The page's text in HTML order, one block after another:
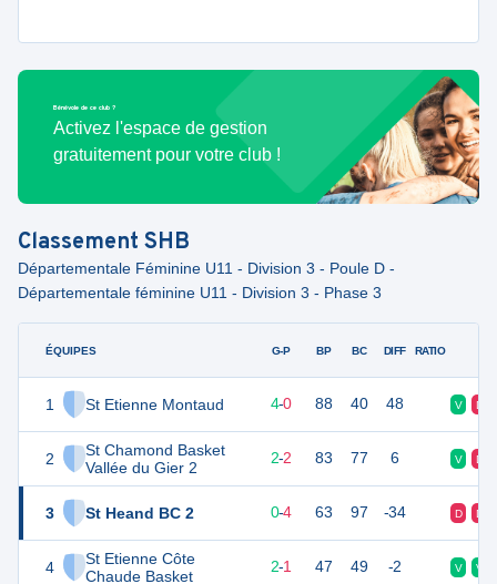
Bénévole de ce club ?
Activez l'espace de gestion
gratuitement pour votre club !
Classement SHB
Départementale Féminine U11 - Division 3 - Poule D -
Départementale féminine U11 - Division 3 - Phase 3
ÉQUIPES
1 St Etienne Montaud
2
St Chamond Basket
Vallée du Gier 2
3 St Heand BC 2
4
St Etienne Côte
Chaude Basket
G-P BP BC DIFF RATIO
12 4-0 88 40 48 V D
11 2-2 83 77 6 V D
0-4 63 97 -34 D D
2-1 47 49 -2 V V